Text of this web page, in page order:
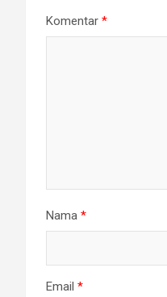
Komentar *
Nama *
Email *